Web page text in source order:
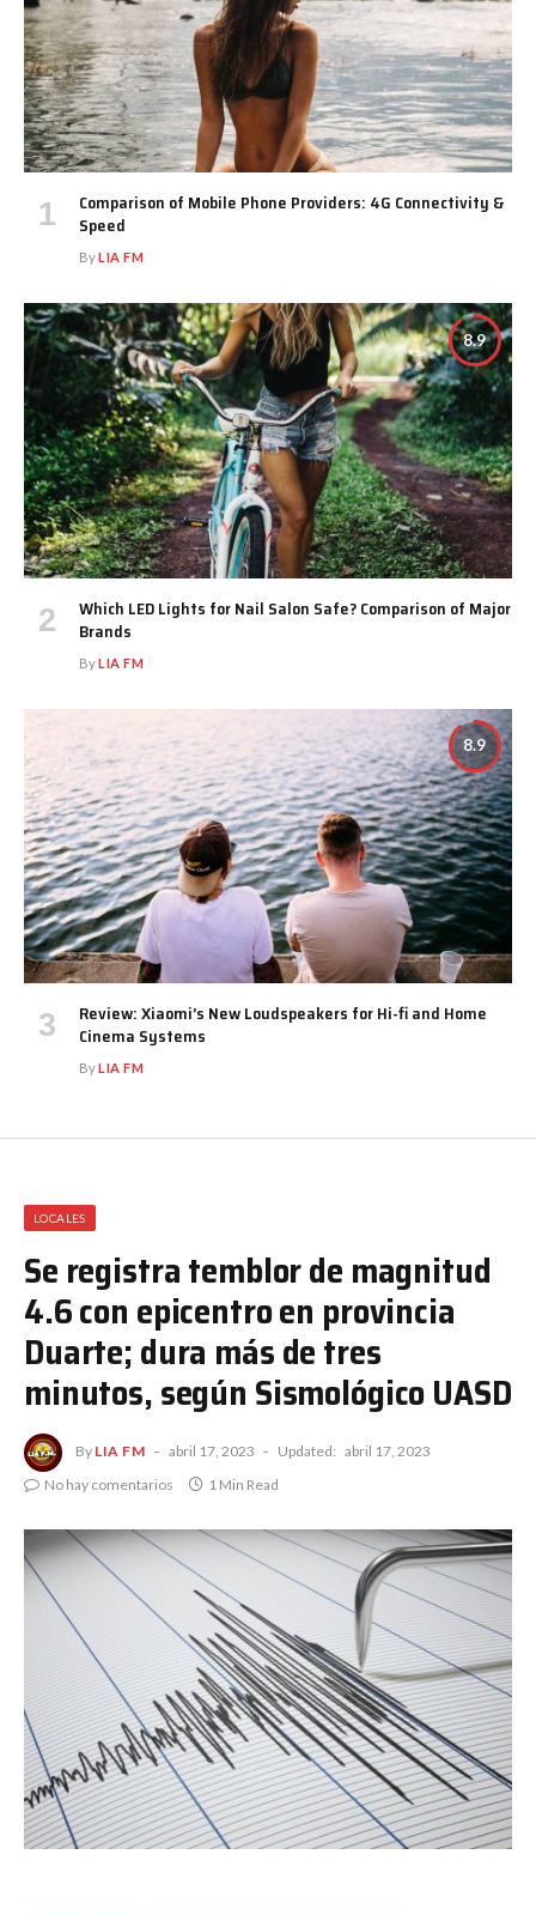
Comparison of Mobile Phone Providers: 4G Connectivity &
Speed
ByLIA FM
8.9
Which LED Lights for Nail Salon Safe? Comparison of Major
Brands
ByLIA FM
8.9
Review: Xiaomi’s New Loudspeakers for Hi-fi and Home
Cinema Systems
ByLIA FM
LOCALES
Se registra temblor de magnitud
4.6 con epicentro en provincia
Duarte; dura más de tres
minutos, según Sismológico UASD
By LIA FM abril 17, 2023 Updated: abril 17, 2023
No hay comentarios
1 Min Read